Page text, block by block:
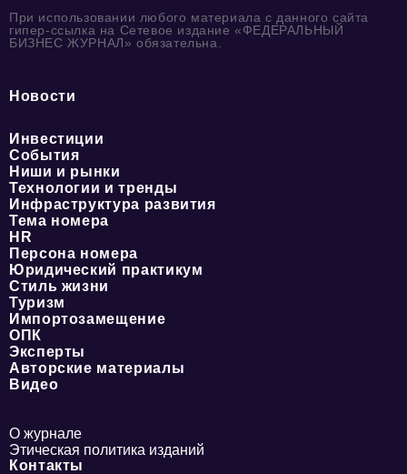
При использовании любого материала с данного сайта
гипер-ссылка на Сетевое издание «ФЕДЕРАЛЬНЫЙ
БИЗНЕС ЖУРНАЛ» обязательна.
Новости
Инвестиции
События
Ниши и рынки
Технологии и тренды
Инфраструктура развития
Тема номера
HR
Персона номера
Юридический практикум
Стиль жизни
Туризм
Импортозамещение
ОПК
Эксперты
Авторские материалы
Видео
О журнале
Этическая политика изданий
Контакты